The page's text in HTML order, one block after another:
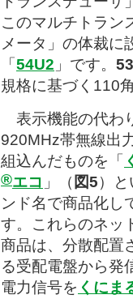
このマルチトラン
メータ」の体裁に
「 54U2 」です。
規格に基づく110
表示機能の代わ
920MHz帯無線出
組込んだものを「
®エコ 」（ 図5）
ンド名で商品化し
す。これらのネッ
商品は、分散配置
る受配電盤から発
電力信号を くにま